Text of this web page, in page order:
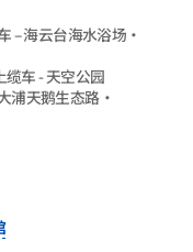
– 海云台海水浴场·
缆车 - 天空公园
浦天鹅生态路·